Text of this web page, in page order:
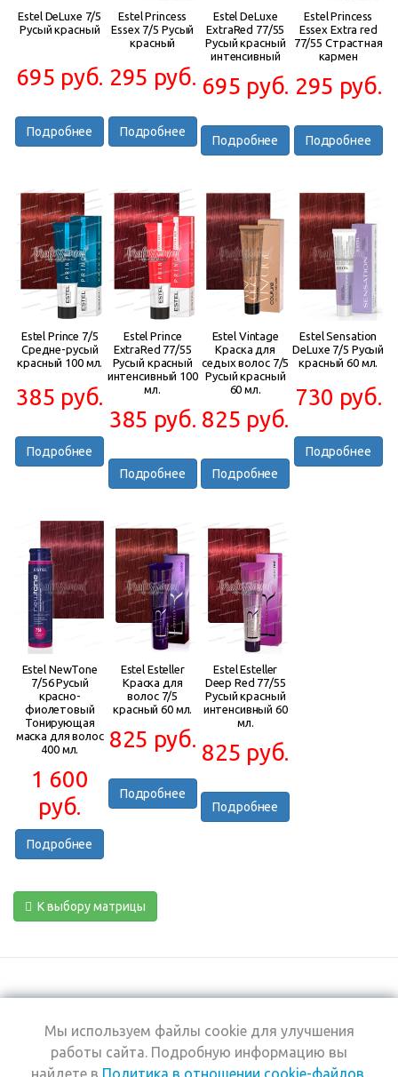
Estel DeLuxe 7/5
Русый красный
695 руб.
Подробнее
Estel Princess
Essex 7/5 Русый
красный
295 руб.
Подробнее
Estel DeLuxe
ExtraRed 77/55
Русый красный
интенсивный
695 руб.
Подробнее
Estel Princess
Essex Extra red
77/55 Страстная
кармен
295 руб.
Подробнее
Estel Prince 7/5
Средне-русый
красный 100 мл.
385 руб.
Подробнее
Estel Prince
ExtraRed 77/55
Русый красный
интенсивный 100
мл.
385 руб.
Подробнее
Estel Vintage
Краска для
седых волос 7/5
Русый красный
60 мл.
825 руб.
Подробнее
Estel Sensation
DeLuxe 7/5 Русый
красный 60 мл.
730 руб.
Подробнее
Estel NewTone
7/56 Русый
красно-
фиолетовый
Тонирующая
маска для волос
400 мл.
1 600
руб.
Подробнее
Estel Esteller
Краска для
волос 7/5
красный 60 мл.
825 руб.
Подробнее
Estel Esteller
Deep Red 77/55
Русый красный
интенсивный 60
мл.
825 руб.
Подробнее
К выбору матрицы
+7 (495) 969-0950
Мы используем файлы cookie для улучшения
работы сайта. Подробную информацию вы
найдете в Политика в отношении cookie-файлов